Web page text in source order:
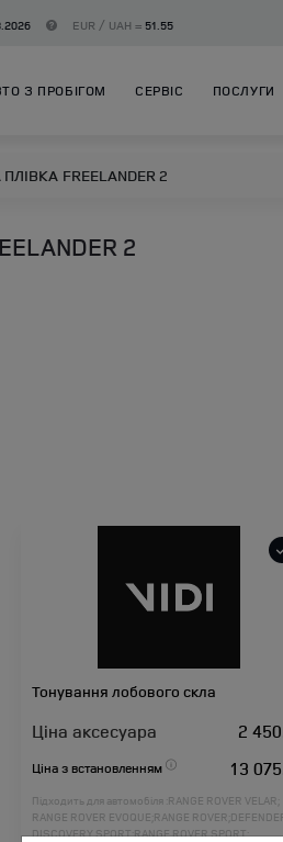
EUR / UAH = 51.55
З ПРОБІГОМ СЕРВІС ПОСЛУГИ
FREELANDER 2
2
Тонування лобового скла
Ціна аксесуара 2
Ціна з встановленням 13
Підходить для автомобіля : RANGE ROVER VELAR;
RANGE ROVER EVOQUE; RANGE ROVER;
DISCOVERY SPORT;RANGE ROVER SPORT;